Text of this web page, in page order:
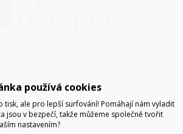
ČLÁNKY
KONTAKT
O NÁKUPU
používá cookies
tisk, ale pro lepší surfování! Pomáhají nám vyladit
jsou v bezpečí, takže můžeme společně tvořit
nastavením?